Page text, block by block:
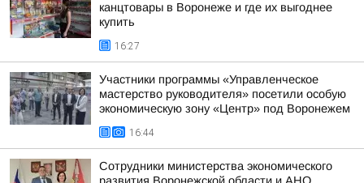
канцтовары в Воронеже и где их выгоднее
купить
16:27
Участники программы «Управленческое
мастерство руководителя» посетили особую
экономическую зону «Центр» под Воронежем
16:44
Сотрудники министерства экономического